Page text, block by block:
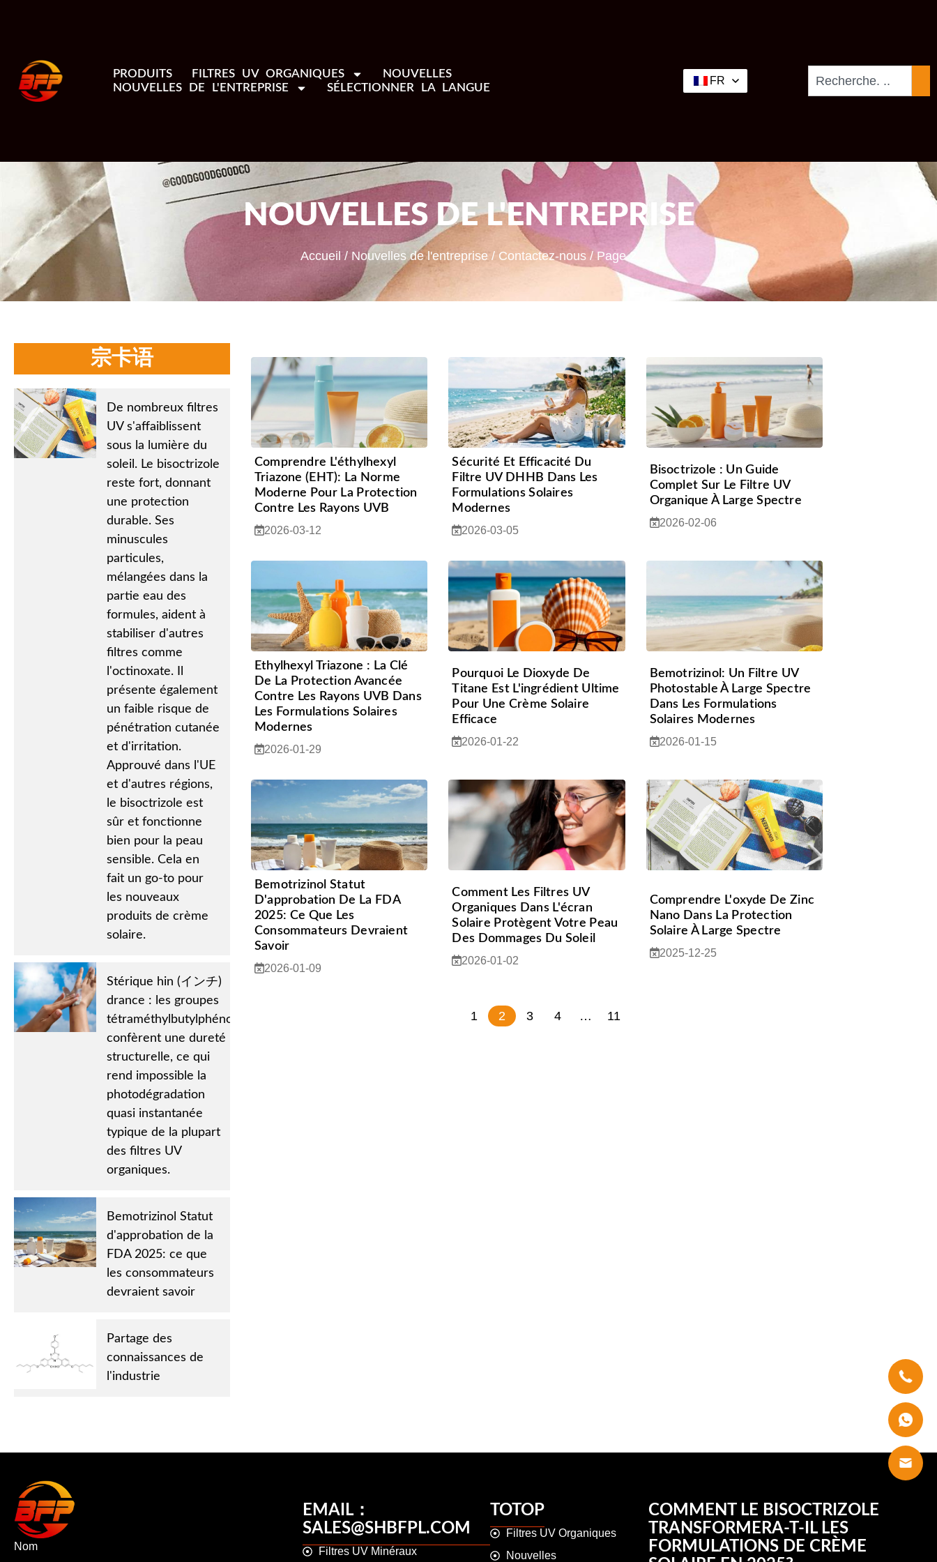
PRODUITS FILTRES UV ORGANIQUES
NOUVELLES
NOUVELLES DE L'ENTREPRISE
SÉLECTIONNER LA LANGUE
FR
NOUVELLES DE L'ENTREPRISE
Accueil / Nouvelles de l'entreprise/ Contactez-nous / Page 2
宗卡语
De nombreux filtres
UV s'affaiblissent
sous la lumière du
soleil. Le bisoctrizole
reste fort, donnant
une protection
durable. Ses
minuscules
particules,
mélangées dans la
partie eau des
formules, aident à
stabiliser d'autres
filtres comme
l'octinoxate. Il
présente également
un faible risque de
pénétration cutanée
et d'irritation.
Approuvé dans l'UE
et d'autres régions,
le bisoctrizole est
sûr et fonctionne
bien pour la peau
sensible. Cela en
fait un go-to pour
les nouveaux
produits de crème
solaire.
Stérique hin (インチ)
drance : les groupes
tétraméthylbutylphénol
confèrent une dureté
structurelle, ce qui
rend impossible la
photodégradation
quasi instantanée
typique de la plupart
des filtres UV
organiques.
Bemotrizinol Statut
d'approbation de la
FDA 2025: ce que
les consommateurs
devraient savoir
Partage des
connaissances de
l'industrie
Comprendre L'éthylhexyl
Triazone (EHT): La Norme
Moderne Pour La Protection
Contre Les Rayons UVB
2026-03-12
Sécurité Et Efficacité Du
Filtre UV DHHB Dans Les
Formulations Solaires
Modernes
2026-03-05
Bisoctrizole : Un Guide
Complet Sur Le Filtre UV
Organique À Large Spectre
2026-02-06
Ethylhexyl Triazone : La Clé
De La Protection Avancée
Contre Les Rayons UVB Dans
Les Formulations Solaires
Modernes
2026-01-29
Pourquoi Le Dioxyde De
Titane Est L'ingrédient Ultime
Pour Une Crème Solaire
Efficace
2026-01-22
Bemotrizinol: Un Filtre UV
Photostable À Large Spectre
Dans Les Formulations
Solaires Modernes
2026-01-15
Bemotrizinol Statut
D'approbation De La FDA
2025: Ce Que Les
Consommateurs Devraient
Savoir
2026-01-09
Comment Les Filtres UV
Organiques Dans L'écran
Solaire Protègent Votre Peau
Des Dommages Du Soleil
2026-01-02
Comprendre L'oxyde De Zinc
Nano Dans La Protection
Solaire À Large Spectre
2025-12-25
1 2 3 4 … 11
Nom
EMAIL：
SALES@SHBFPL.COM
Filtres UV Minéraux
TOTOP
Filtres UV Organiques
Nouvelles
COMMENT LE BISOCTRIZOLE
TRANSFORMERA-T-IL LES
FORMULATIONS DE CRÈME